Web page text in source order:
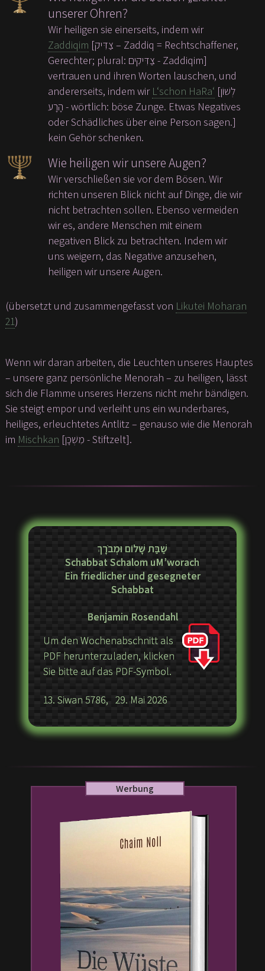
unserer Ohren?
Wir heiligen sie einerseits, indem wir
Zaddiqim [צַדִּיק – Zaddiq = Rechtschaffener,
Gerechter; plural: צַדִּיקִים - Zaddiqim]
vertrauen und ihren Worten lauschen, und
andererseits, indem wir L‘schon HaRa‘ [לְשׁוֹן
הָרָע - wörtlich: böse Zunge. Etwas Negatives
oder Schädliches über eine Person sagen.]
kein Gehör schenken.
Wie heiligen wir unsere Augen?
Wir verschließen sie vor dem Bösen. Wir
richten unseren Blick nicht auf Dinge, die wir
nicht betrachten sollen. Ebenso vermeiden
wir es, andere Menschen mit einem
negativen Blick zu betrachten. Indem wir
uns weigern, das Negative anzusehen,
heiligen wir unsere Augen.
(übersetzt und zusammengefasst von Likutei Moharan
21)
Wenn wir daran arbeiten, die Leuchten unseres Hauptes
– unsere ganz persönliche Menorah – zu heiligen, lässt
sich die Flamme unseres Herzens nicht mehr bändigen.
Sie steigt empor und verleiht uns ein wunderbares,
heiliges, erleuchtetes Antlitz – genauso wie die Menorah
im Mischkan [מִשְׁכָּן - Stiftzelt].
שַׁבַּת שָׁלוֹם וּמְבֹרָךְ
Schabbat Schalom uM’worach
Ein friedlicher und gesegneter
Schabbat
Benjamin Rosendahl
Um den Wochenabschnitt als
PDF herunterzuladen, klicken
Sie bitte auf das PDF-Symbol.
13. Siwan 5786, 29. Mai 2026
Werbung